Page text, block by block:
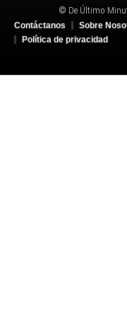
© De Último
Contáctanos
Sobre
Política de privacidad